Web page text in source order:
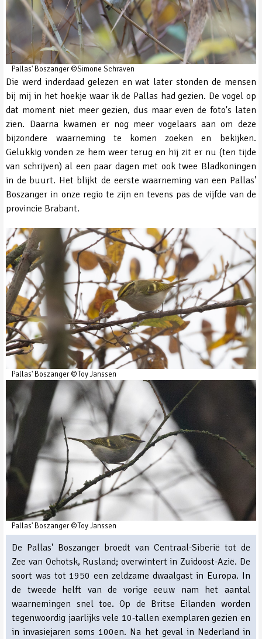
Pallas' Boszanger ©Simone Schraven
Die werd inderdaad gelezen en wat later stonden de mensen
bij mij in het hoekje waar ik de Pallas had gezien. De vogel op
dat moment niet meer gezien, dus maar even de foto's laten
zien. Daarna kwamen er nog meer vogelaars aan om deze
bijzondere waarneming te komen zoeken en bekijken.
Gelukkig vonden ze hem weer terug en hij zit er nu (ten tijde
van schrijven) al een paar dagen met ook twee Bladkoningen
in de buurt. Het blijkt de eerste waarneming van een Pallas’
Boszanger in onze regio te zijn en tevens pas de vijfde van de
provincie Brabant.
Pallas' Boszanger ©Toy Janssen
Pallas' Boszanger ©Toy Janssen
De Pallas' Boszanger broedt van Centraal-Siberië tot de
Zee van Ochotsk, Rusland; overwintert in Zuidoost-Azië. De
soort was tot 1950 een zeldzame dwaalgast in Europa. In
de tweede helft van de vorige eeuw nam het aantal
waarnemingen snel toe. Op de Britse Eilanden worden
tegenwoordig jaarlijks vele 10-tallen exemplaren gezien en
in invasiejaren soms 100en. Na het geval in Nederland in